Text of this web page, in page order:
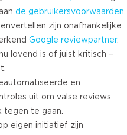
de gebruikersvoorwaarden.
zijn onafhankelijke
Google reviewpartner.
lovend is of juist kritisch –
en
uit om valse reviews
tegen te gaan.
eigen initiatief zijn